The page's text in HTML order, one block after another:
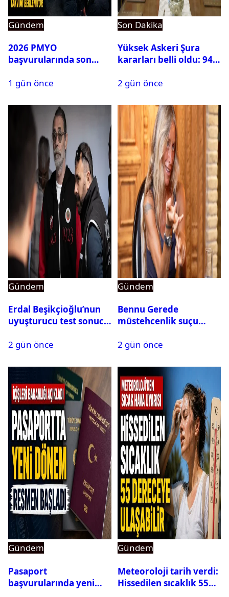
Gündem
2026 PMYO
başvurularında son
1 gün önce
Son Dakika
Yüksek Askeri Şura
kararları belli oldu: 94
2 gün önce
Gündem
Erdal Beşikçioğlu’nun
uyuşturucu test sonucu
2 gün önce
Gündem
Bennu Gerede
müstehcenlik suçu
alındı
2 gün önce
Gündem
Pasaport
başvurularında yeni
Gündem
Meteoroloji tarih verdi:
Hissedilen sıcaklık 55